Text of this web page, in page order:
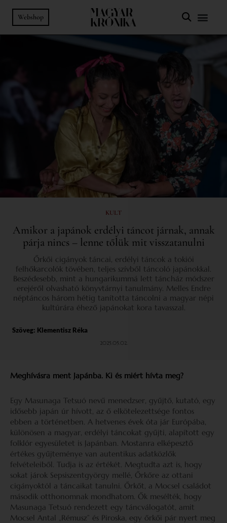
Webshop
KULT
Amikor a japánok erdélyi táncot járnak, annak
párja nincs – lenne tőlük mit visszatanulni
Őrkői cigányok táncai, erdélyi táncok a tokiói
felhőkarcolók tövében, teljes szívből táncoló japánokkal.
Beszédesebb, mint a hungarikummá lett táncház módszer
erejéről olvasható könyvtárnyi tanulmány. Melles Endre
néptáncos három hétig tanította táncolni a magyar népi
kultúrára éhező japánokat kora tavasszal.
Szöveg: Klementisz Réka
2025.05.02.
Meghívásra ment Japánba. Ki és miért hívta meg?
Egy Masunaga Tetsuó nevű menedzser, gyűjtő, kutató, egy
idősebb japán úr hívott, az ő elkötelezettsége fontos
ebben a történetben. A hetvenes évek óta jár Európába,
különösen a magyar, erdélyi táncokat gyűjti, alapított egy
folklór egyesületet is Japánban. Mostanra elképesztő
értékes gyűjteménye van autentikus adatközlők
felvételeiből. Tudja is az értékét. Megtudta azt is, hogy
sokat járok Sepsiszentgyörgy mellé, Őrkőre az ottani
cigányoktól a táncaikat tanulni. Őrkőt, a Mocsel családot
második otthonomnak mondhatom. Ők mesélték, hogy
Masunaga Tetsuó rendezett egy táncválogatót, amit
Mocsel Antal „Rémusz” és Piroska, egy őrkői pár nyert meg